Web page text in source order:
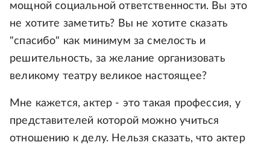
мощной социальной ответственности. Вы это
не хотите заметить? Вы не хотите сказать
"спасибо" как минимум за смелость и
решительность, за желание организовать
великому театру великое настоящее?
Мне кажется, актер - это такая профессия, у
представителей которой можно учиться
отношению к делу. Нельзя сказать, что актер